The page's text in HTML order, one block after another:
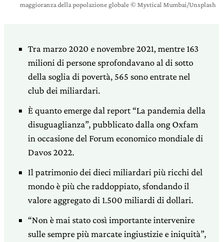
maggioranza della popolazione globale © Mystical Mumbai/Unsplash
Tra marzo 2020 e novembre 2021, mentre 163
milioni di persone sprofondavano al di sotto
della soglia di povertà, 565 sono entrate nel
club dei miliardari.
È quanto emerge dal report “La pandemia della
disuguaglianza”, pubblicato dalla ong Oxfam
in occasione del Forum economico mondiale di
Davos 2022.
Il patrimonio dei dieci miliardari più ricchi del
mondo è più che raddoppiato, sfondando il
valore aggregato di 1.500 miliardi di dollari.
“Non è mai stato così importante intervenire
sulle sempre più marcate ingiustizie e iniquità”,